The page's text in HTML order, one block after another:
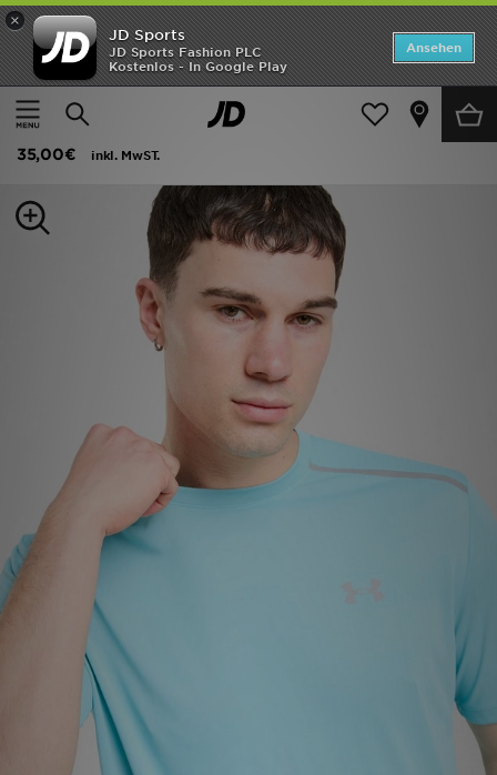
×
JD Sports
JD Sports Fashion PLC
Kostenlos - In Google Play
Ansehen
Startseite
Herren Herrenbekleidung T-Shirts und Tanktops
Under Armour Tech Reflective T-Shirt
35,00€
inkl. MwST.
Startseite
ANGEBOTE
Herren
JD Exklusives
Fußball
Sport
Lade Die APP
Geschenkkarte
Filialfinder